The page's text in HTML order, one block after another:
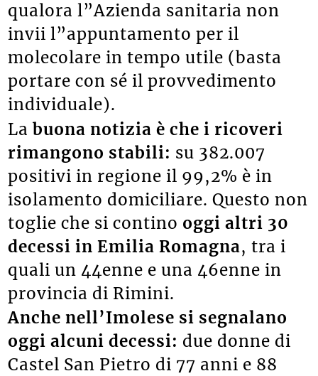
qualora l”Azienda sanitaria non
invii l”appuntamento per il
molecolare in tempo utile (basta
portare con sé il provvedimento
individuale).
Labuona notizia è che i ricoveri
rimangono stabili: su 382.007
positivi in regione il 99,2% è in
isolamento domiciliare. Questo non
toglie che si contino oggi altri 30
decessi in Emilia Romagna, tra i
quali un 44enne e una 46enne in
provincia di Rimini.
Anche nell’Imolese si segnalano
oggi alcuni decessi: due donne di
Castel San Pietro di 77 anni e 88